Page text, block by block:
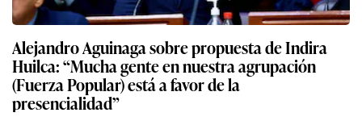
Alejandro Aguinaga sobre propuesta de Indira
Huilca: “Mucha gente en nuestra agrupación
(Fuerza Popular) está a favor de la
presencialidad”